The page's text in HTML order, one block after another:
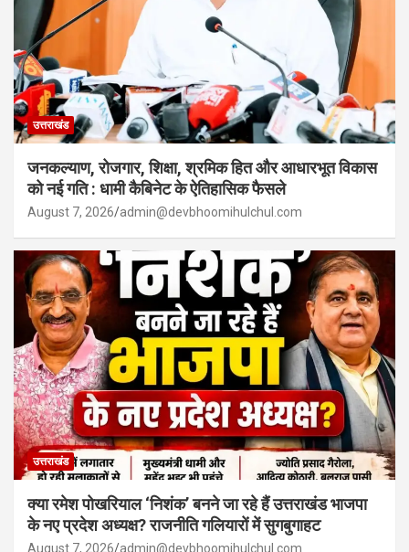
उत्तराखंड
जनकल्याण, रोजगार, शिक्षा, श्रमिक हित और आधारभूत विकास
को नई गति : धामी कैबिनेट के ऐतिहासिक फैसले
August 7, 2026 admin@devbhoomihulchul.com
उत्तराखंड
क्या रमेश पोखरियाल ‘निशंक’ बनने जा रहे हैं उत्तराखंड भाजपा
के नए प्रदेश अध्यक्ष? राजनीति गलियारों में सुगबुगाहट
August 7, 2026 admin@devbhoomihulchul.com